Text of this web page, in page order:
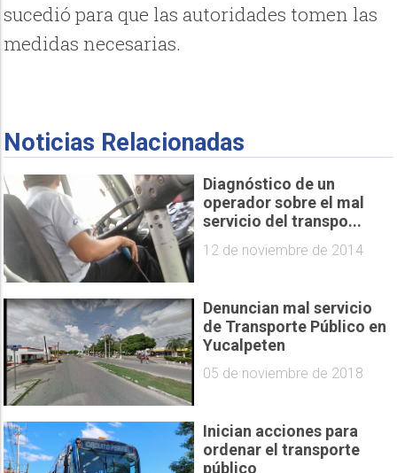
sucedió para que las autoridades tomen las
medidas necesarias.
Noticias Relacionadas
Diagnóstico de un
operador sobre el mal
servicio del transpo...
12 de noviembre de 2014
Denuncian mal servicio
de Transporte Público en
Yucalpeten
05 de noviembre de 2018
Inician acciones para
ordenar el transporte
público